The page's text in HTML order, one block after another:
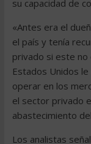
su capacidad de
«Antes era el
el país y tenía
privado si este no
Estados Unidos
operar en los
el sector privado
abastecimiento
Los analistas